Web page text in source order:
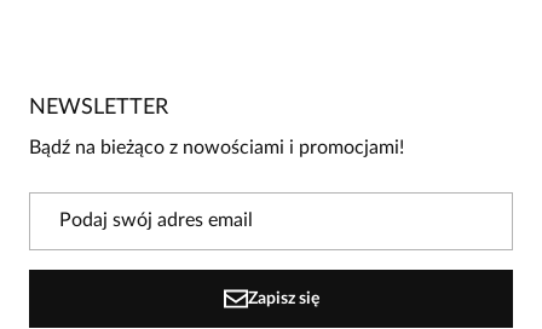
4
3
1
0
W naszej witrynie opinie mogą dodawać tylko osoby, które
NEWSLETTER
Bądź na bieżąco z nowościami i promocjami!
Zapisz się